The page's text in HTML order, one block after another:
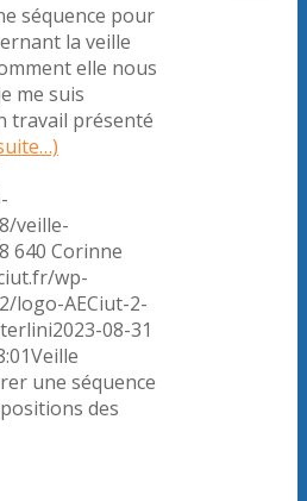
séquence pour
la veille
elle nous
me suis
travail présenté
veille-
640 Corinne
wp-
logo-AECiut-2-
2023-08-31
Veille
une séquence
des